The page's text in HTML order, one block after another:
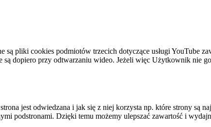
pliki cookies podmiotów trzecich dotyczące usługi YouTube
dopiero przy odtwarzaniu wideo. Jeżeli więc Użytkownik nie
jest odwiedzana i jak się z niej korzysta np. które strony są
podstronami. Dzięki temu możemy ulepszać zawartość i